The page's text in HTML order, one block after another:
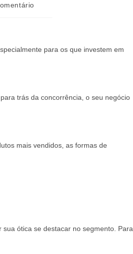
para os que investem em
trás da concorrência, o seu negócio
mais vendidos, as formas de
ótica se destacar no segmento. Para